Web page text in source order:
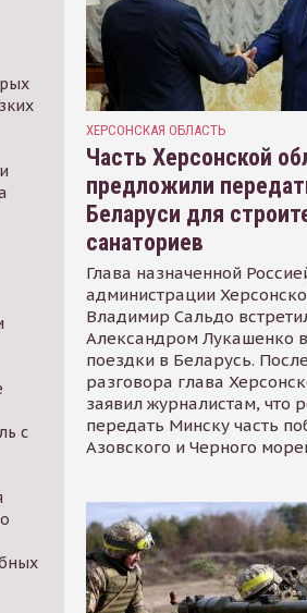
с
ХЕРСОНСКАЯ ОБЛАСТЬ
Часть Херсонской
предложили
Беларуси для
санаториев
Глава назначенной
администрации
Владимир Сальдо
Александром Лукашенко
поездки в Беларусь.
разговора глава
заявил журналистам, что
передать Минску часть
Азовского и Черного